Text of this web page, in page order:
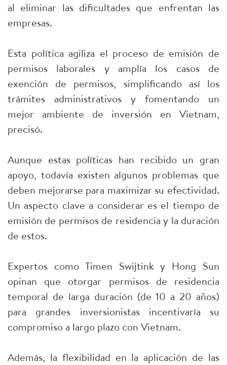
al eliminar las dificultades que enfrentan las
empresas.
Esta política agiliza el proceso de emisión de
permisos laborales y amplía los casos de
exención de permisos, simplificando así los
trámites administrativos y fomentando un
mejor ambiente de inversión en Vietnam,
precisó.
Aunque estas políticas han recibido un gran
apoyo, todavía existen algunos problemas que
deben mejorarse para maximizar su efectividad.
Un aspecto clave a considerar es el tiempo de
emisión de permisos de residencia y la duración
de estos.
Expertos como Timen Swijtink y Hong Sun
opinan que otorgar permisos de residencia
temporal de larga duración (de 10 a 20 años)
para grandes inversionistas incentivaría su
compromiso a largo plazo con Vietnam.
Además, la flexibilidad en la aplicación de las